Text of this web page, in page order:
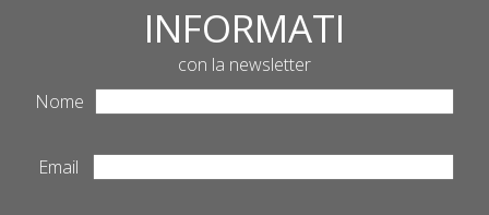
INFORMATI
con la newsletter
Nome
Email